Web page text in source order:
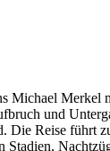
Michael Merkel
und
Die Reise führt
Stadien,